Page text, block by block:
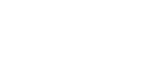
Tahiti. Super service. L'envoi a
état. Mauruuru roa.